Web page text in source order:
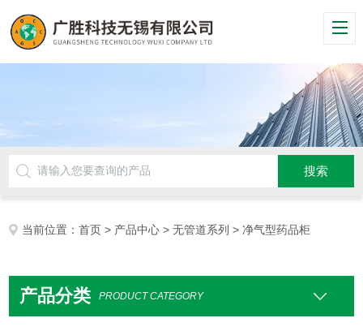
当前位置：首页 > 产品中心 >无管道系列 > 净气型药品柜
产品分类 PRODUCT CATEGORY